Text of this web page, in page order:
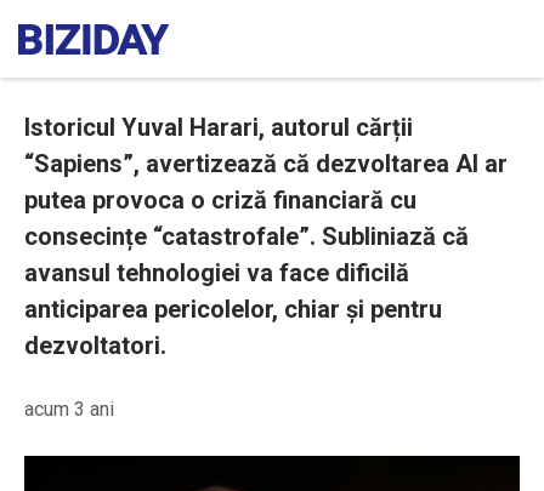
Istoricul Yuval Harari, autorul cărții
“Sapiens”, avertizează că dezvoltarea AI ar
putea provoca o criză financiară cu
consecințe “catastrofale”. Subliniază că
avansul tehnologiei va face dificilă
anticiparea pericolelor, chiar și pentru
dezvoltatori.
acum 3 ani